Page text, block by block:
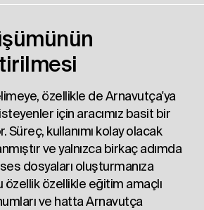
özellikle de Arnavutça'ya
için aracımız basit bir
Süreç, kullanımı kolay olacak
ve yalnızca birkaç adımda
dosyaları oluşturmanıza
özellik özellikle eğitim amaçlı
ve hatta Arnavutça